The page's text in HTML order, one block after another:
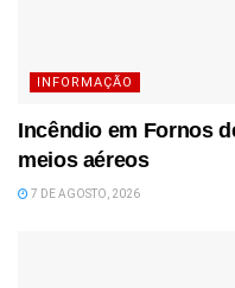
INFORMAÇÃO
Incêndio em Fornos
meios aéreos
7 DE AGOSTO, 2026